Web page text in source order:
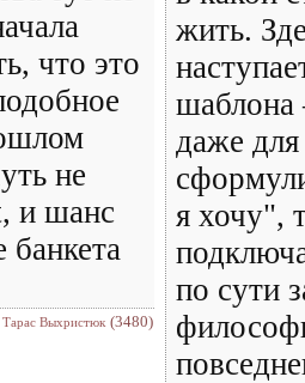
что это
не
и шанс
Тарас Выхристюк (3480)
жить.
шаблона
даже
я хочу",
по сути